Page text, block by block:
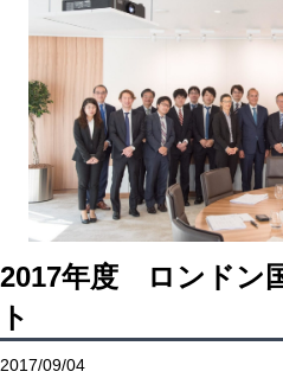
2017年度 ロンドン
ト
2017/09/04